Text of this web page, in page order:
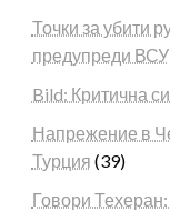
Точки за убити
предупреди ВСУ
Bild: Критична
Напрежение в
Турция (39)
Говори